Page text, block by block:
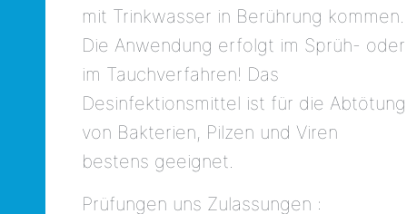
mit Trinkwasser in Berührung kommen.
Die Anwendung erfolgt im Sprüh- oder
im Tauchverfahren! Das
Desinfektionsmittel ist für die Abtötung
von Bakterien, Pilzen und Viren
bestens geeignet.
Prüfungen uns Zulassungen :